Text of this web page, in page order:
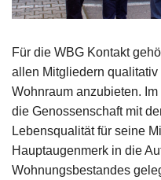
Für die WBG Kontakt
allen Mitgliedern
Wohnraum anzubieten.
die Genossenschaft mit
Lebensqualität für seine
Hauptaugenmerk in die
Wohnungsbestandes